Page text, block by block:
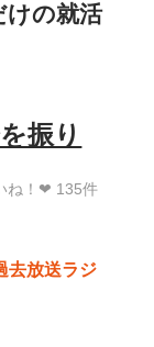
けの就活
振り
ね！❤︎ 135件
去放送ラジ